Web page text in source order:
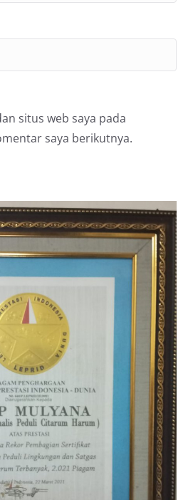
situs web saya pada
saya berikutnya.